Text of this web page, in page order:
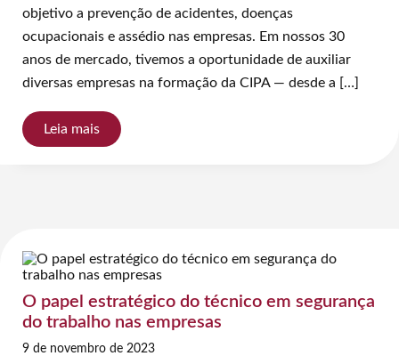
objetivo a prevenção de acidentes, doenças
ocupacionais e assédio nas empresas. Em nossos 30
anos de mercado, tivemos a oportunidade de auxiliar
diversas empresas na formação da CIPA — desde a […]
Leia mais
O papel estratégico do técnico em segurança
do trabalho nas empresas
9 de novembro de 2023